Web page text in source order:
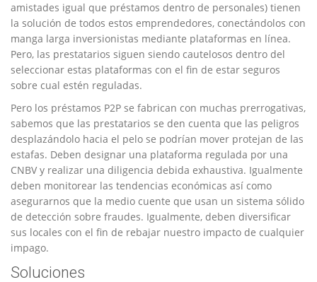
amistades igual que préstamos dentro de personales) tienen
la solución de todos estos emprendedores, conectándolos con
manga larga inversionistas mediante plataformas en línea.
Pero, las prestatarios siguen siendo cautelosos dentro del
seleccionar estas plataformas con el fin de estar seguros
sobre cual estén reguladas.
Pero los préstamos P2P se fabrican con muchas prerrogativas,
sabemos que las prestatarios se den cuenta que las peligros
desplazándolo hacia el pelo se podrí­an mover protejan de las
estafas. Deben designar una plataforma regulada por una
CNBV y realizar una diligencia debida exhaustiva. Igualmente
deben monitorear las tendencias económicas así­ como
asegurarnos que la medio cuente que usan un sistema sólido
de detección sobre fraudes. Igualmente, deben diversificar
sus locales con el fin de rebajar nuestro impacto de cualquier
impago.
Soluciones